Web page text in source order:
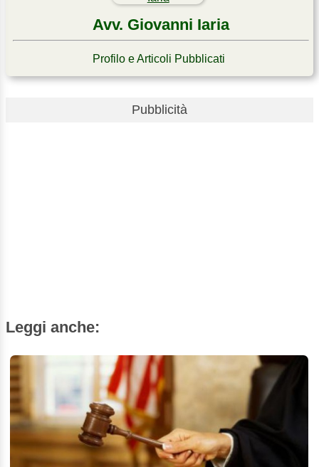
Avv. Giovanni Iaria
Profilo e Articoli Pubblicati
Pubblicità
Leggi anche: